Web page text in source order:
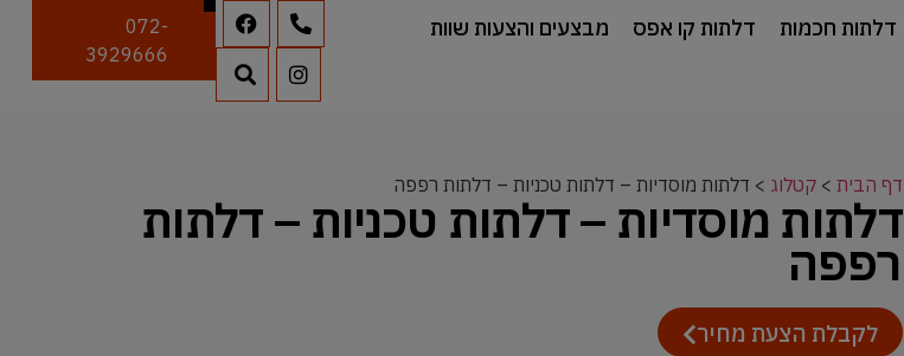
דלתות חכמות דלתות קו אפס מבצעים והצעות שוות
072-
3929666
דף הבית > קטלוג > דלתות מוסדיות – דלתות טכניות – דלתות רפפה
דלתות מוסדיות – דלתות טכניות – דלתות
רפפה
לקבלת הצעת מחיר